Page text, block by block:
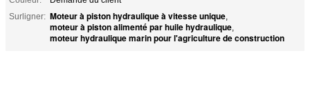
Surligner: Moteur à piston hydraulique à vitesse unique,
moteur à piston alimenté par huile hydraulique,
moteur hydraulique marin pour l'agriculture de construction